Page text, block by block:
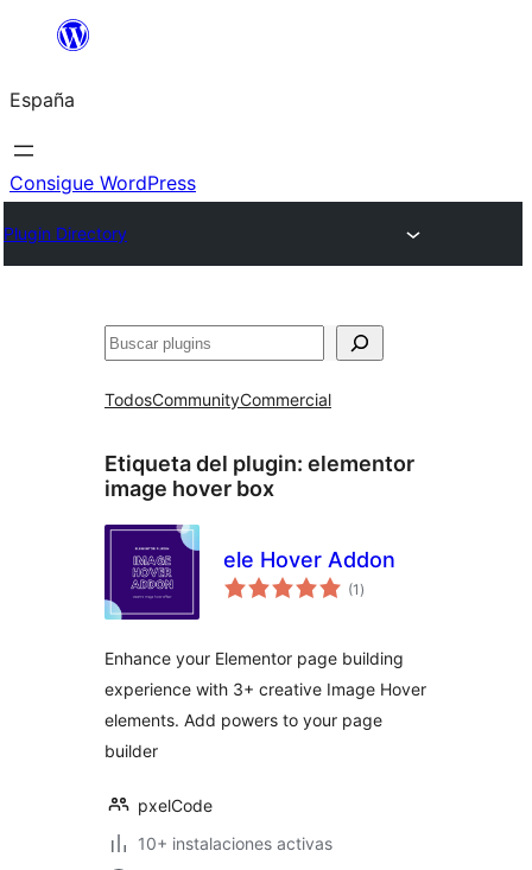
Saltar
contenido
España
Consigue WordPress
Plugin Directory
Buscar
TodosCommunityCommercial
Etiqueta del plugin: elementor
image hover box
ele Hover Addon
(1 valoraciones
en
)
Enhance your Elementor page building
experience with 3+ creative Image Hover
elements. Add powers to your page
builder
pxelCode
10+ instalaciones activas